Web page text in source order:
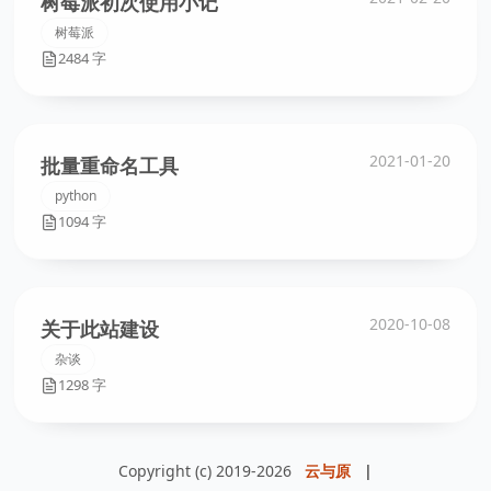
树莓派
2484 字
批量重命名工具 2021-01-20
python
1094 字
关于此站建设 2020-10-08
杂谈
1298 字
Copyright (c) 2019-2026 云与原
|